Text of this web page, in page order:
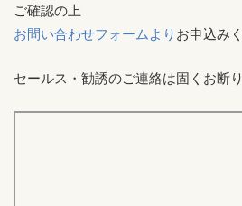
ご確認の上
お問い合わせフォームより お申込み
セールス・勧誘のご連絡は固くお断り